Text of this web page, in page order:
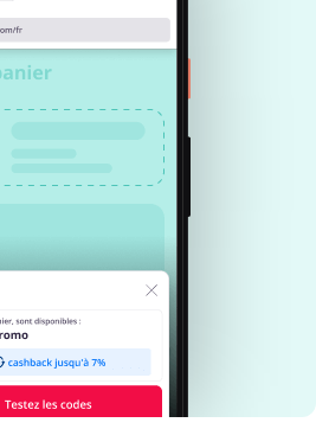
Chaussures
Enfants